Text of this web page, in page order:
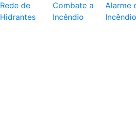
Rede de
Hidrantes
Combate a
Incêndio
Alarme
Incêndio